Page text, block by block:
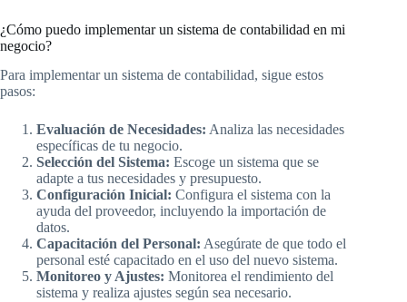
¿Cómo puedo implementar un sistema de contabilidad en mi
negocio?
Para implementar un sistema de contabilidad, sigue estos
pasos:
Evaluación de Necesidades: Analiza las necesidades
específicas de tu negocio.
Selección del Sistema: Escoge un sistema que se
adapte a tus necesidades y presupuesto.
Configuración Inicial: Configura el sistema con la
ayuda del proveedor, incluyendo la importación de
datos.
Capacitación del Personal: Asegúrate de que todo el
personal esté capacitado en el uso del nuevo sistema.
Monitoreo y Ajustes: Monitorea el rendimiento del
sistema y realiza ajustes según sea necesario.